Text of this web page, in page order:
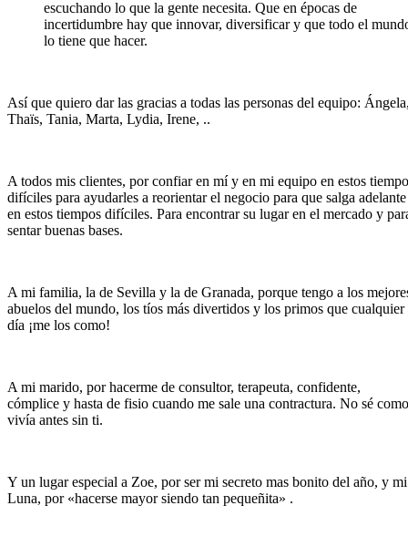
escuchando lo que la gente necesita. Que en épocas de
incertidumbre hay que innovar, diversificar y que todo el
lo tiene que hacer.
Así que quiero dar las gracias a todas las personas del equipo:
Thaïs, Tania, Marta, Lydia, Irene, ..
A todos mis clientes, por confiar en mí y en mi equipo en estos
difíciles para ayudarles a reorientar el negocio para que salga adelante
en estos tiempos difíciles. Para encontrar su lugar en el mercado y
sentar buenas bases.
A mi familia, la de Sevilla y la de Granada, porque tengo a los
abuelos del mundo, los tíos más divertidos y los primos que cualquier
día ¡me los como!
A mi marido, por hacerme de consultor, terapeuta, confidente,
cómplice y hasta de fisio cuando me sale una contractura. No sé como
vivía antes sin ti.
Y un lugar especial a Zoe, por ser mi secreto mas bonito del año, y mi
Luna, por «hacerse mayor siendo tan pequeñita» .